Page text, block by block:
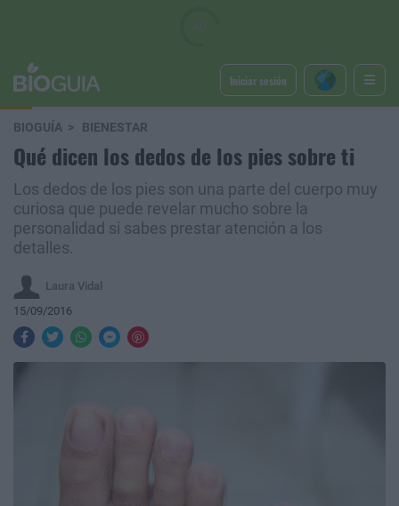
Iniciar sesión
BIOGUÍA BIENESTAR
Qué dicen los dedos de los pies sobre ti
Los dedos de los pies son una parte del cuerpo muy
curiosa que puede revelar mucho sobre la
personalidad si sabes prestar atención a los
detalles.
Laura Vidal
15/09/2016